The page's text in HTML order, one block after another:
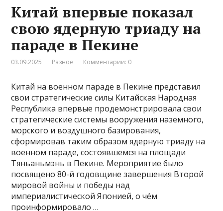
Китай впервые показал
свою ядерную триаду на
параде в Пекине
03.09.2025 Разное Комментарии: 0
Китай на военном параде в Пекине представил
свои стратегические силы Китайская Народная
Республика впервые продемонстрировала свои
стратегические системы вооружения наземного,
морского и воздушного базирования,
сформировав таким образом ядерную триаду на
военном параде, состоявшемся на площади
Тяньаньмэнь в Пекине. Мероприятие было
посвящено 80-й годовщине завершения Второй
мировой войны и победы над
империалистической Японией, о чём
проинформировало …